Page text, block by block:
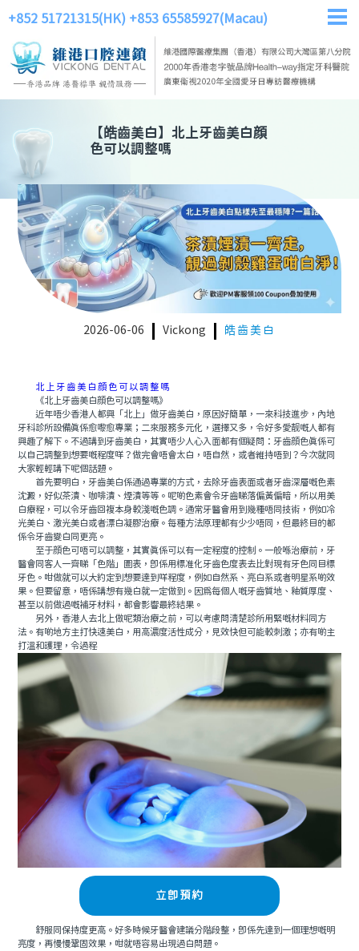
+852 51721315(HK) +853 65585927(Macau)
【皓齒美白】 北上牙齒美白顔
色可以調整嗎
2026-06-06 Vickong 皓齒美白
北上牙齒美白顔色可以調整嗎
《北上牙齒美白顔色可以調整嗎》
近年唔少香港人都興「北上」做牙齒美白，原因好簡單，一來科技進步，內地
牙科診所設備真係愈嚟愈專業；二來服務多元化，選擇又多，令好多愛靓嘅人都有
興趣了解下。不過講到牙齒美白，其實唔少人心入面都有個疑問：牙齒顔色真係可
以自己調整到想要嘅程度咩？做完會唔會太白，唔自然，或者維持唔到？今次就同
大家輕輕講下呢個話題。
首先要明白，牙齒美白係通過專業的方式，去除牙齒表面或者牙齒深層嘅色素
沈澱，好似茶漬、咖啡漬、煙漬等等。呢啲色素會令牙齒睇落偏黃偏暗，所以用美
白療程，可以令牙齒回複本身較淺嘅色調。通常牙醫會用到幾種唔同技術，例如冷
光美白、激光美白或者漂白凝膠治療。每種方法原理都有少少唔同，但最終目的都
係令牙齒變白同更亮。
至于顔色可唔可以調整，其實真係可以有一定程度的控制。一般喺治療前，牙
醫會同客人一齊睇「色階」圖表，即係用標准化牙齒色度表去比對現有牙色同目標
牙色。咁做就可以大約定到想要達到咩程度，例如自然系、亮白系或者明星系啲效
果。但要留意，唔係講想有幾白就一定做到。因爲每個人嘅牙齒質地、釉質厚度、
甚至以前做過嘅補牙材料，都會影響最終結果。
另外，香港人去北上做呢類治療之前，可以考慮問清楚診所用緊嘅材料同方
法。有啲地方主打快速美白，用高濃度活性成分，見效快但可能較刺激；亦有啲主
打溫和護理，令過程
立即預約
舒服同保持度更高。好多時候牙醫會建議分階段整，即係先達到一個理想嘅明
亮度，再慢慢鞏固效果，咁就唔容易出現過白問題。